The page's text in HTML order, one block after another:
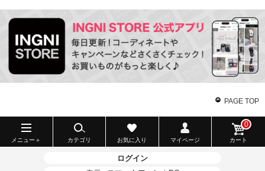
PAGE TOP
メニュー＋ カテゴリ お気に入り マイページ カート
0
ログイン